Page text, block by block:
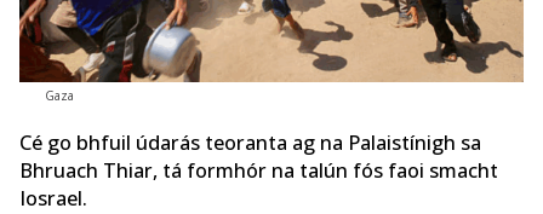
Gaza
Cé go bhfuil údarás teoranta ag na Palaistínigh sa
Bhruach Thiar, tá formhór na talún fós faoi smacht
Iosrael.